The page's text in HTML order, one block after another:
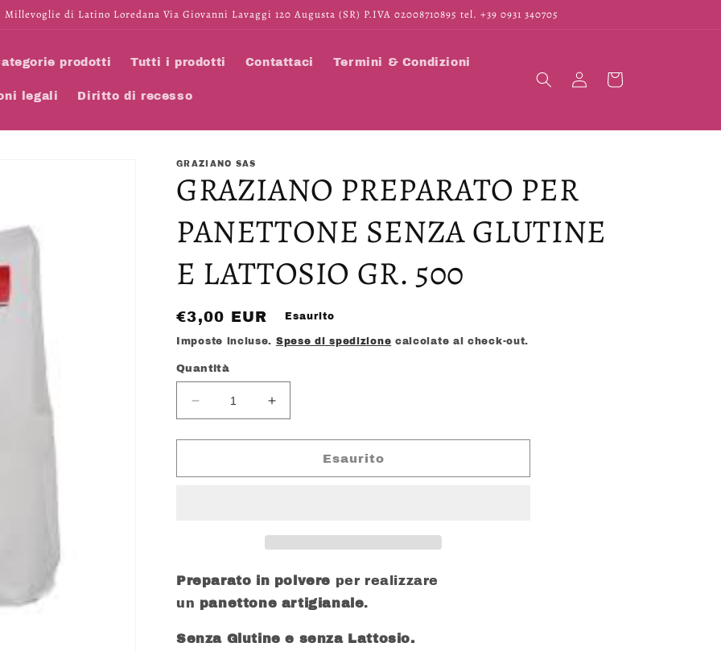
di Latino Loredana Via Giovanni Lavaggi 120 Augusta (SR) P.IVA 02008710895 tel. +39 0931 340705
prodotti Tutti i prodotti Contattaci Termini & Condizioni
legali Diritto di recesso
AccediCarrello
GRAZIANO SAS
GRAZIANO PREPARATO PER
PANETTONE SENZA GLUTINE
E LATTOSIO GR. 500
Prezzo
di
listino
€3,00 EUR Esaurito
Imposte incluse. Spese di spedizione calcolate al check-out.
Quantità
Diminuisci
quantità
per
PREPARATO
LATTOSIO
500
Aumenta
quantità
per
GRAZIANO
PREPARATO
LATTOSIO
500
Esaurito
Preparato in polvere per realizzare
un panettone artigianale.
Senza Glutine e senza Lattosio.